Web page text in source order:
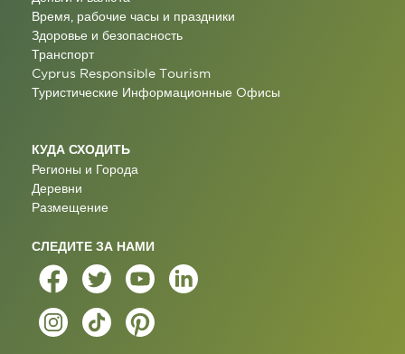
Время, рабочие часы и праздники
Здоровье и безопасность
Транспорт
Cyprus Responsible Tourism
Туристические Информационные Oфисы
КУДА СХОДИТЬ
Регионы и Города
Деревни
Размещение
СЛЕДИТЕ ЗА НАМИ